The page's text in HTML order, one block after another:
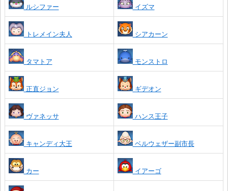
ルシファー イズマ
トレメイン夫人 シアカーン
タマトア モンストロ
正直ジョン ギデオン
ヴァネッサ ハンス王子
キャンディ大王 ベルウェザー副市長
カー イアーゴ